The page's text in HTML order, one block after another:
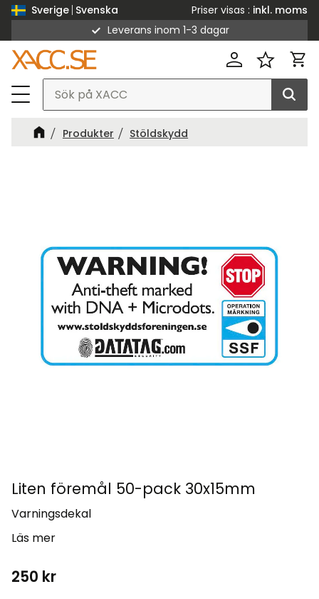
Sverige Svenska Priser visas
inkl. moms
Leverans inom 1-3 dagar
Produkter Stöldskydd
Liten föremål 50-pack 30x15mm
Varningsdekal
Läs mer
250 kr